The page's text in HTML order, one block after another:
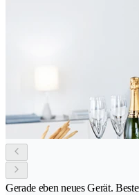
Gerade eben neues Gerät.